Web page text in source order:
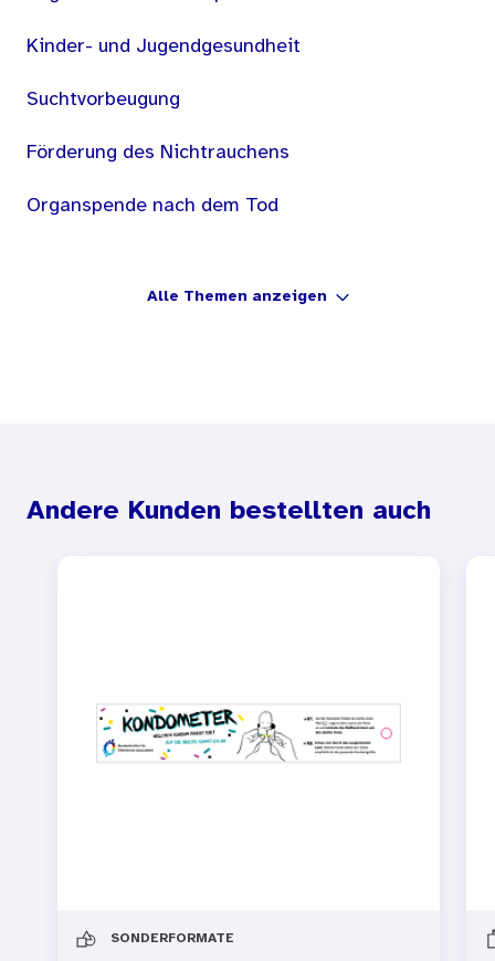
Kinder- und Jugendgesundheit
Suchtvorbeugung
Förderung des Nichtrauchens
Organspende nach dem Tod
Alle Themen anzeigen
Andere Kunden bestellten auch
SONDERFORMATE